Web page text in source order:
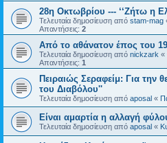
28η Οκτωβρίου --- ‘‘Ζήτω η
Τελευταία δημοσίευση από stam-mag
Απαντήσεις: 2
Από το αθάνατον έπος του
Τελευταία δημοσίευση από nickzark «
Απαντήσεις: 1
Πειραιώς Σεραφείμ: Για
του Διαβόλου''
Τελευταία δημοσίευση από aposal «
Είναι αμαρτία η αλλαγή
Τελευταία δημοσίευση από aposal «